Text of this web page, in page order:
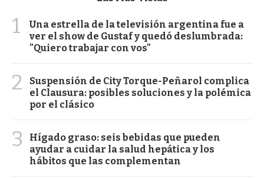
1
Una estrella de la televisión argentina fue a
ver el show de Gustaf y quedó deslumbrada:
"Quiero trabajar con vos"
2
Suspensión de City Torque-Peñarol complica
el Clausura: posibles soluciones y la polémica
por el clásico
3
Hígado graso: seis bebidas que pueden
ayudar a cuidar la salud hepática y los
hábitos que las complementan